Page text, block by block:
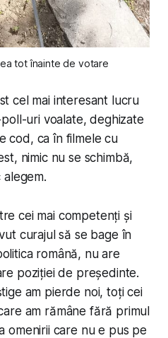
tot înainte de votare
cel mai interesant lucru
uri voalate, deghizate
cod, ca în filmele cu
nimic nu se schimbă,
cei mai competenți și
curajul să se bage în
română, nu are
poziției de președinte.
am pierde noi, toți cei
am rămâne fără primul
omenirii care nu e pus pe